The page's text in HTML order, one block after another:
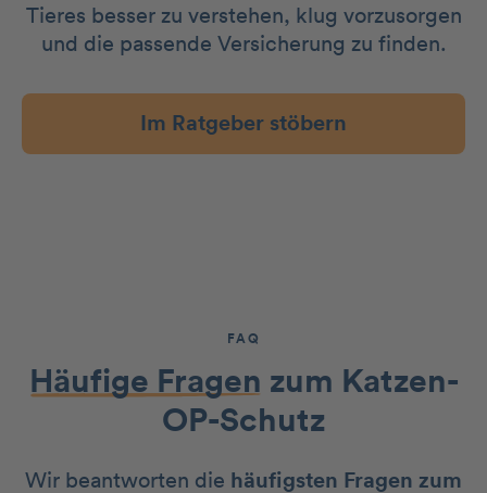
Tieres besser zu verstehen, klug vorzusorgen
und die passende Versicherung zu finden.
Im Ratgeber stöbern
FAQ
Häufige Fragen zum Katzen-
OP-Schutz
Wir beantworten die häufigsten Fragen zum